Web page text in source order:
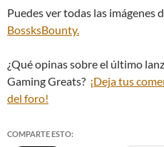
Puedes ver todas las imágenes
BossksBounty.
¿Qué opinas sobre el último
Gaming Greats? ¡Deja tus
del foro!
COMPARTE ESTO: